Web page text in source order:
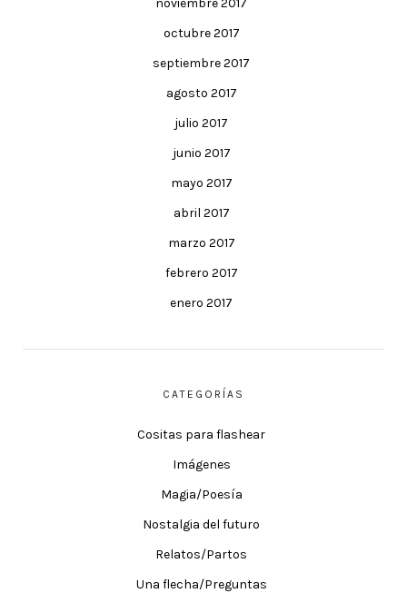
noviembre 2017
octubre 2017
septiembre 2017
agosto 2017
julio 2017
junio 2017
mayo 2017
abril 2017
marzo 2017
febrero 2017
enero 2017
CATEGORÍAS
Cositas para flashear
Imágenes
Magia/Poesía
Nostalgia del futuro
Relatos/Partos
Una flecha/Preguntas